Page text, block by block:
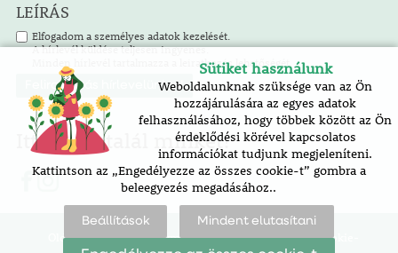
LEÍRÁS
Elfogadom a személyes adatok kezelését.
A hírlevél küldése teljesen ingyenes.
Minden hírlevél tartalmazza a leiratkozás lehetőségét.
Itt is megtalál minket!
Oldaltérkép | akadálymentesítési nyilatkozat |
cookie-
Sütiket használunk
Weboldalunknak szüksége van az Ön
hozzájárulására az egyes adatok
felhasználásához, hogy többek között az Ön
érdeklődési körével kapcsolatos
információkat tudjunk megjeleníteni.
Kattintson az „Engedélyezze az összes cookie-t” gombra a
beleegyezés megadásához..
Beállítások Mindent elutasítani